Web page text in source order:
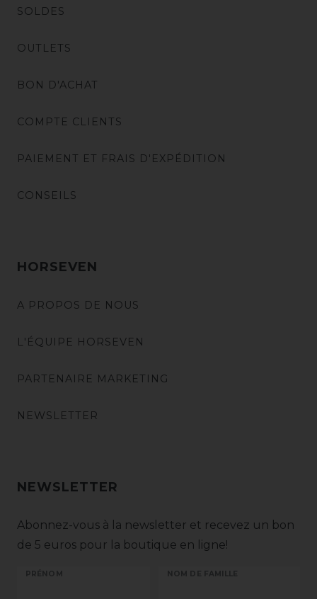
SOLDES
OUTLETS
BON D'ACHAT
COMPTE CLIENTS
PAIEMENT ET FRAIS D'EXPÉDITION
CONSEILS
HORSEVEN
A PROPOS DE NOUS
L'ÉQUIPE HORSEVEN
PARTENAIRE MARKETING
NEWSLETTER
NEWSLETTER
Abonnez-vous à la newsletter et recevez un bon
de 5 euros pour la boutique en ligne!
PRÉNOM NOM DE FAMILLE